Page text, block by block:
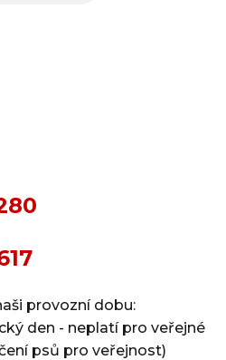
provozní dobu:
den - neplatí pro veřejné
psů pro veřejnost)